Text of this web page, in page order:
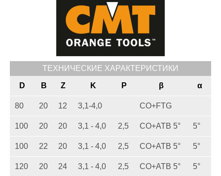
ТЕХНИЧЕСКИЕ ХАРАКТЕРИСТИКИ
D B Z K P β α
80 20 12 3,1-4,0 CO+FTG
100 20 20 3,1 - 4,0 2,5 CO+ATB 5° 5°
100 22 20 3,1 - 4,0 2,5 CO+ATB 5° 5°
120 20 24 3,1 - 4,0 2,5 CO+ATB 5° 5°